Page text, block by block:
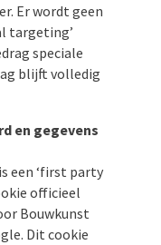
Er wordt geen
targeting’
speciale
blijft volledig
en gegevens
een ‘first party
officieel
Bouwkunst
Dit cookie